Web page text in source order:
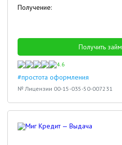
Получение:
Получить займ
4.6
#простота оформления
№ Лицензии 00-15-035-50-007231